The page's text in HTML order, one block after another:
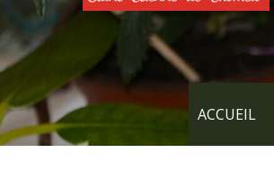
ACCUEIL